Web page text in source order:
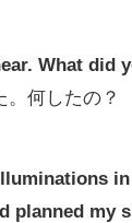
What did
。何したの？
planned my